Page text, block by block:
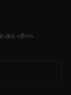
des offres